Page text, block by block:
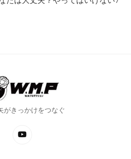
がきっかけをつなぐ